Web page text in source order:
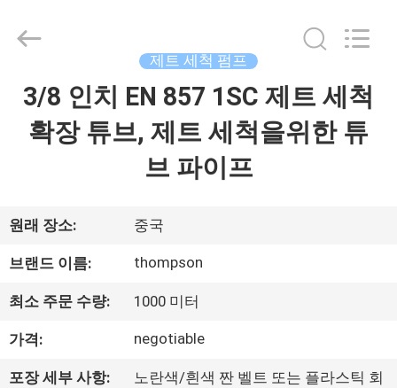
집
회
사
소
wirehydraulichose.com.
Reserved.
Developed
제트 세척 펌프
3/8 인치 EN 857 1SC 제트 세척
확장 튜브, 제트 세척을위한 튜
브 파이프
원래 장소: 중국
브랜드 이름: thompson
최소 주문 수량: 1000 미터
가격: negotiable
포장 세부 사항:
노란색/흰색 짠 벨트 또는 플라스틱 회